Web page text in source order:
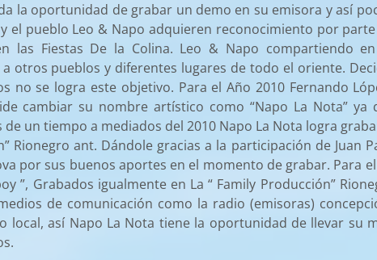
la oportunidad de grabar un demo en su emisora y así
el pueblo Leo & Napo adquieren reconocimiento por
las Fiestas De la Colina. Leo & Napo compartiendo
otros pueblos y diferentes lugares de todo el oriente.
no se logra este objetivo. Para el Año 2010 Fernando
cambiar su nombre artístico como “Napo La Nota” ya
de un tiempo a mediados del 2010 Napo La Nota logra
Rionegro ant. Dándole gracias a la participación de Juan
por sus buenos aportes en el momento de grabar. Para
”, Grabados igualmente en La “ Family Producción”
de comunicación como la radio (emisoras)
así Napo La Nota tiene la oportunidad de llevar su